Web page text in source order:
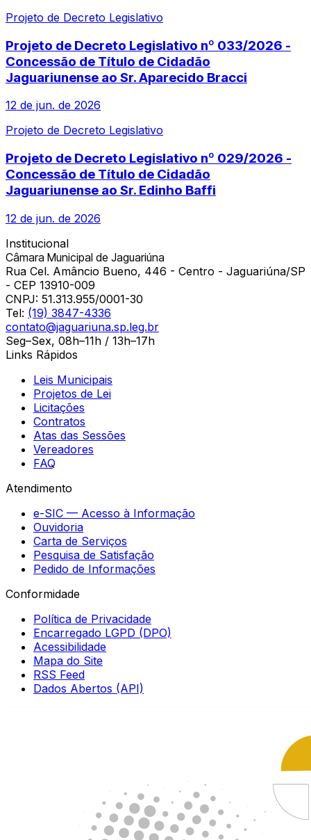
Projeto de Decreto Legislativo
Projeto de Decreto Legislativo nº 033/2026 -
Concessão de Título de Cidadão
Jaguariunense ao Sr. Aparecido Bracci
12 de jun. de 2026
Projeto de Decreto Legislativo
Projeto de Decreto Legislativo nº 029/2026 -
Concessão de Título de Cidadão
Jaguariunense ao Sr. Edinho Baffi
12 de jun. de 2026
Institucional
Câmara Municipal de Jaguariúna
Rua Cel. Amâncio Bueno, 446 - Centro - Jaguariúna/SP
- CEP 13910-009
CNPJ: 51.313.955/0001-30
Tel: (19) 3847-4336
contato@jaguariuna.sp.leg.br
Seg–Sex, 08h–11h / 13h–17h
Links Rápidos
Leis Municipais
Projetos de Lei
Licitações
Contratos
Atas das Sessões
Vereadores
FAQ
Atendimento
e-SIC — Acesso à Informação
Ouvidoria
Carta de Serviços
Pesquisa de Satisfação
Pedido de Informações
Conformidade
Política de Privacidade
Encarregado LGPD (DPO)
Acessibilidade
Mapa do Site
RSS Feed
Dados Abertos (API)